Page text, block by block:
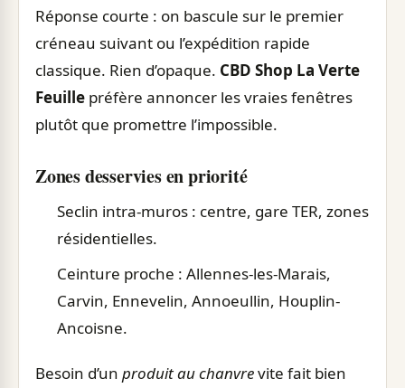
Réponse courte : on bascule sur le premier
créneau suivant ou l’expédition rapide
classique. Rien d’opaque. CBD Shop La Verte
Feuille préfère annoncer les vraies fenêtres
plutôt que promettre l’impossible.
Zones desservies en priorité
Seclin intra-muros : centre, gare TER, zones
résidentielles.
Ceinture proche : Allennes-les-Marais,
Carvin, Ennevelin, Annoeullin, Houplin-
Ancoisne.
Besoin d’un produit au chanvrevite fait bien